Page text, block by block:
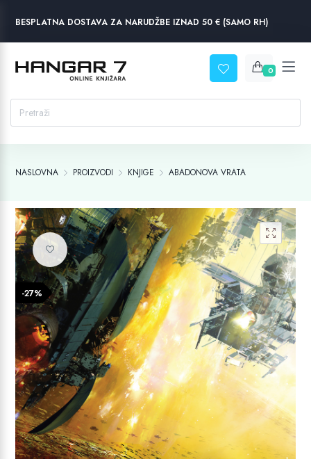
BESPLATNA DOSTAVA ZA NARUDŽBE IZNAD 50 € (SAMO RH)
0
NASLOVNA PROIZVODI KNJIGE ABADONOVA VRATA
Dodaj na listu želja
-27%